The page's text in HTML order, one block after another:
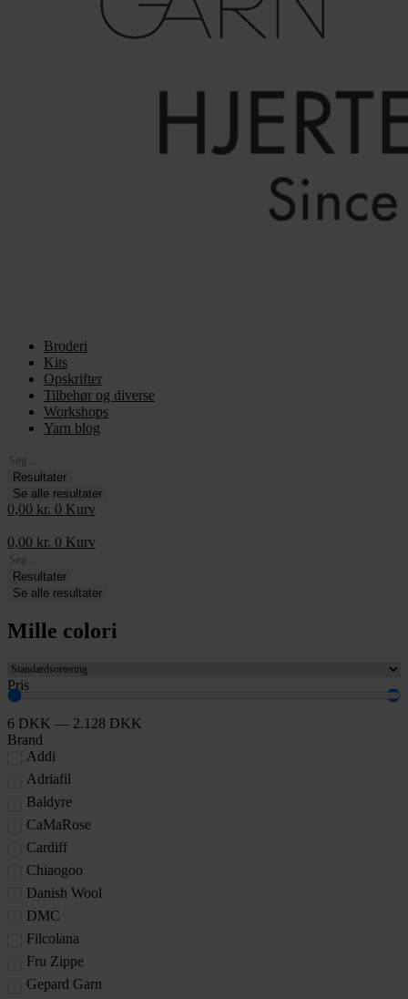
Broderi
Kits
Opskrifter
Tilbehør og diverse
Workshops
Yarn blog
Search
...Resultater
Se alle resultater
0,00 kr. 0 Kurv
0,00 kr. 0 Kurv
Search
...Resultater
Se alle resultater
Mille colori
Pris
6 DKK — 2.128 DKK
Brand
Addi
Adriafil
Baldyre
CaMaRose
Cardiff
Chiaogoo
Danish Wool
DMC
Filcolana
Fru Zippe
Gepard Garn